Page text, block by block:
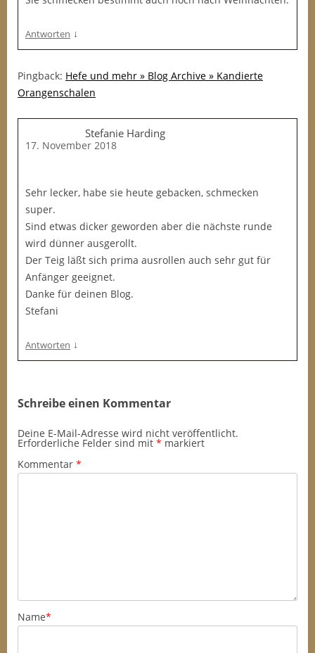
Antworten ↓
Pingback: Hefe und mehr » Blog Archive » Kandierte
Orangenschalen
Stefanie Harding
17. November 2018
Sehr lecker, habe sie heute gebacken, schmecken
super.
Sind etwas dicker geworden aber die nächste runde
wird dünner ausgerollt.
Der Teig läßt sich prima ausrollen auch sehr gut für
Anfänger geeignet.
Danke für deinen Blog.
Stefani
Antworten ↓
Schreibe einen Kommentar
Deine E-Mail-Adresse wird nicht veröffentlicht.
Erforderliche Felder sind mit * markiert
Kommentar *
Name*